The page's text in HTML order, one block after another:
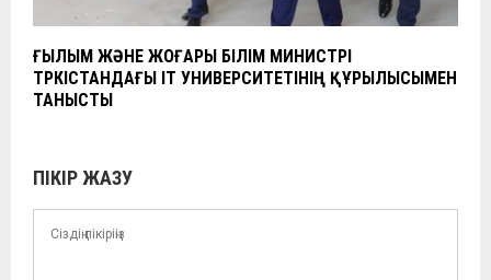
ҒЫЛЫМ ЖӘНЕ ЖОҒАРЫ БІЛІМ МИНИСТРІ
ТҮРКІСТАНДАҒЫ IT УНИВЕРСИТЕТІНІҢ ҚҰРЫЛЫСЫМЕН
ТАНЫСТЫ
ПІКІР ЖАЗУ